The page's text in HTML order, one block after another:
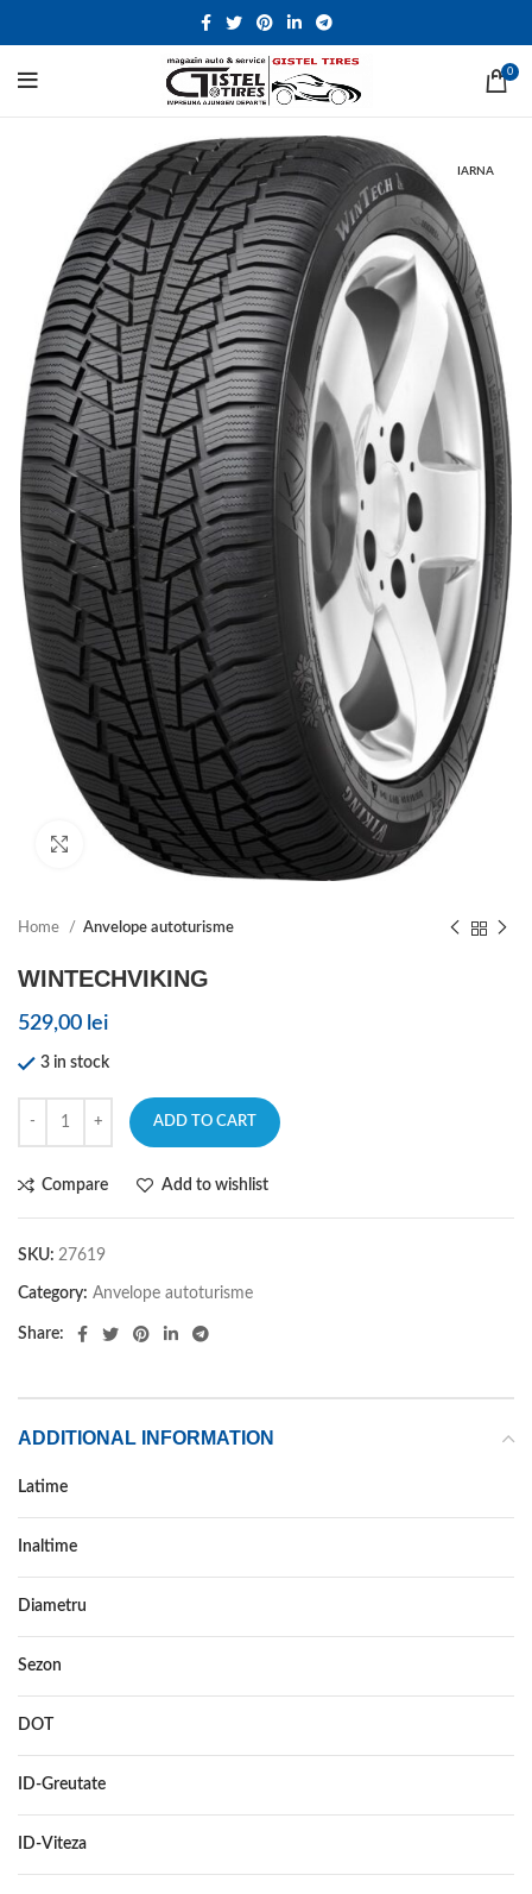
0
IARNA
Click to enlarge
Home Anvelope autoturisme
WINTECHVIKING
529,00 lei
3 in stock
ADD TO CART
Compare Add to wishlist
SKU: 27619
Category: Anvelope autoturisme
Share:
ADDITIONAL INFORMATION
Latime
Inaltime
Diametru
Sezon
DOT
ID-Greutate
ID-Viteza